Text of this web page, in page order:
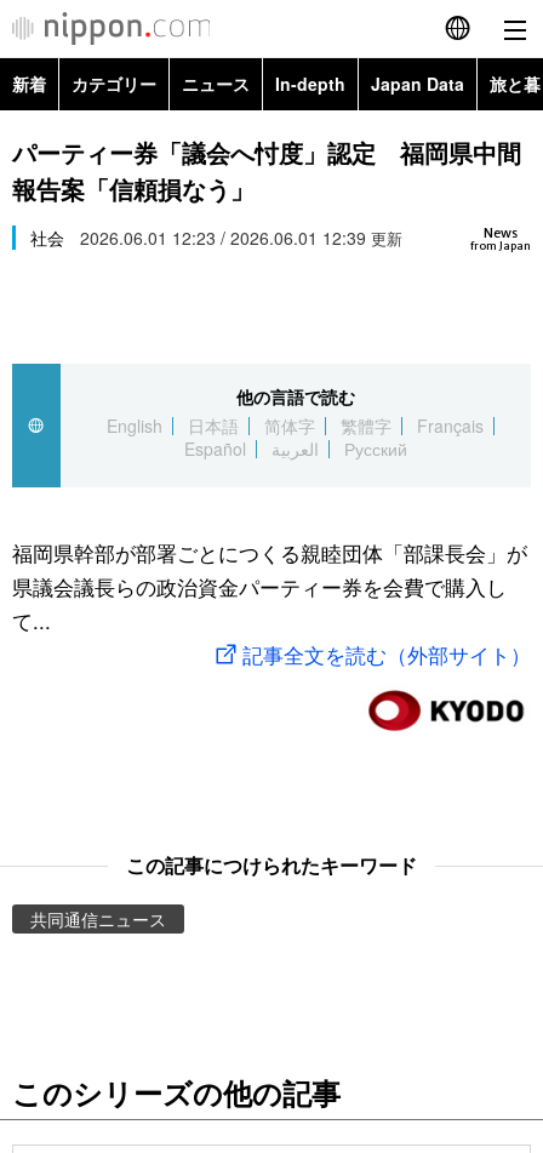
English
简体字
Русский
カテゴリー
経済・ビジネス
国際
文化
トップ
アーカイブ
In-depth
Japan Data
動画/Live
People
新着 カテゴリー ニュース In-depth Japan Data 旅と
政治・外交
経済・ビジネス
スポーツ・東京2020
Topics
パーティー券「議会へ忖度」認定 福岡県中間
報告案「信頼損なう」
News
from Japan
社会 2026.06.01 12:23 / 2026.06.01 12:39 更新
他の言語で読む
English
日本語 简体字 繁體字
Français
Español
العربية Русский
福岡県幹部が部署ごとにつくる親睦団体「部課長会」が
県議会議長らの政治資金パーティー券を会費で購入し
て...
記事全文を読む（外部サイト）
この記事につけられたキーワード
共同通信ニュース
このシリーズの他の記事